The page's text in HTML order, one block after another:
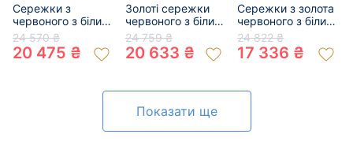
Сережки з
червоного з білим
золота з перлиною
та цирконом 01-
200810671
24 570 ₴
20 475 ₴
Золоті сережки
червоного з білим
кольору з
перлиною та
цирконом 01-
24 759 ₴
20 633 ₴
Сережки з золота
червоного з білим
кольору з
перлиною та
цирконом 01-
24 822 ₴
17 336 ₴
Показати ще